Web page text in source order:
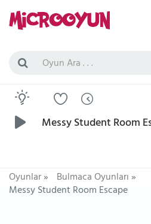
Messy Student Room
Oyunlar» Bulmaca Oyunları»
Messy Student Room Escape